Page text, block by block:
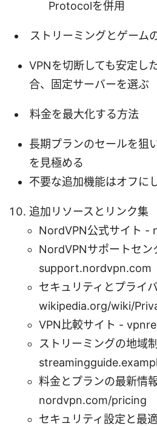
Protocolを併用
ストリーミングとゲーム
VPNを切断しても安定し
合、固定サーバーを選ぶ
料金を最大化する方法
長期プランのセールを狙
を見極める
不要な追加機能はオフに
追加リソースとリンク集
NordVPN公式サイト -
NordVPNサポートセン
support.nordvpn.com
セキュリティとプライ
wikipedia.org/wiki/
VPN比較サイト -
ストリーミングの地域
料金とプランの最新情
nordvpn.com/pricing
セキュリティ設定と最